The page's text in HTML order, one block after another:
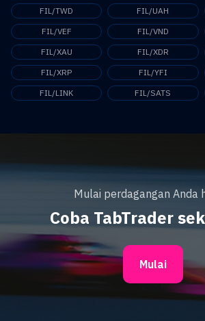
FIL/TWD
FIL/UAH
FIL/VEF
FIL/VND
FIL/XAU
FIL/XDR
FIL/XRP
FIL/YFI
FIL/LINK
FIL/SATS
Mulai perdagangan Anda
Coba TabTrader
Mulai